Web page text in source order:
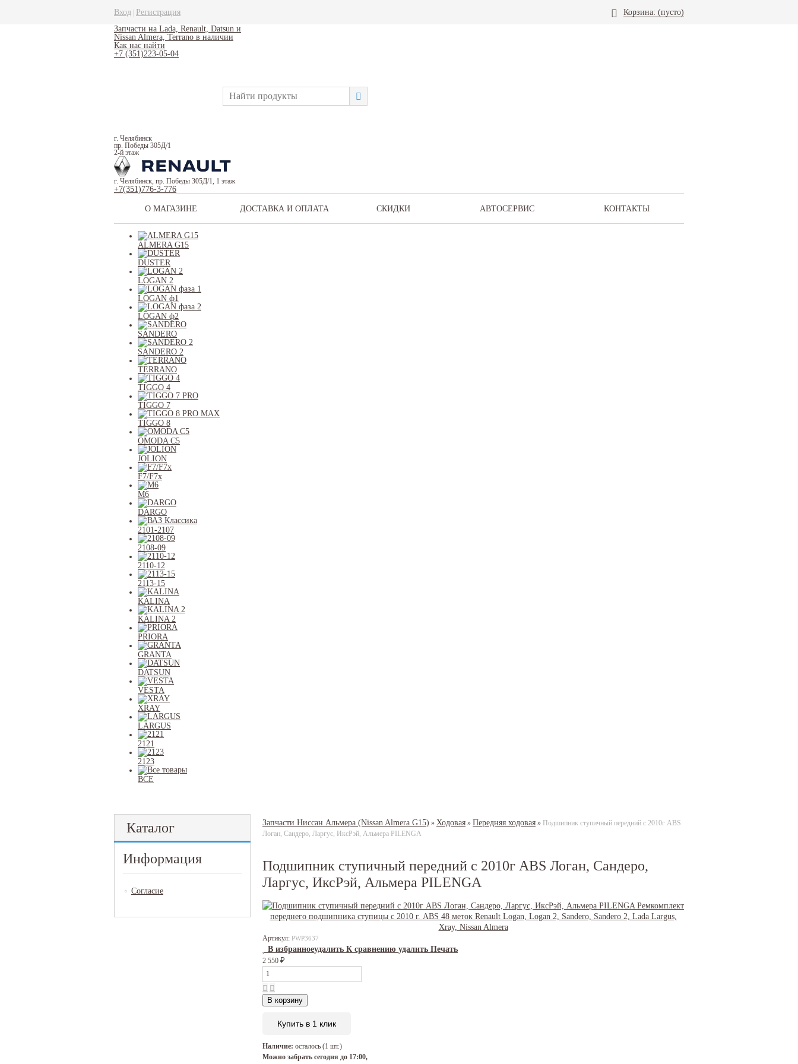
Вход Регистрация Корзина: (пусто)
Запчасти на Lada, Renault, Datsun и
Nissan Almera, Terrano в наличии
Как нас найти
+7 (351)223-05-04
г. Челябинск
пр. Победы 305Д/1
2-й этаж
г. Челябинск, пр. Победы 305Д/1, 1 этаж
+7(351)776-3-776
О МАГАЗИНЕ ДОСТАВКА И ОПЛАТА СКИДКИ АВТОСЕРВИС КОНТАКТЫ
ALMERA G15
DUSTER
LOGAN 2
LOGAN ф1
LOGAN ф2
SANDERO
SANDERO 2
TERRANO
TIGGO 4
TIGGO 7
TIGGO 8
OMODA C5
JOLION
F7/F7x
M6
DARGO
2101-2107
2108-09
2110-12
2113-15
KALINA
KALINA 2
PRIORA
GRANTA
DATSUN
VESTA
XRAY
LARGUS
2121
2123
ВСЕ
Каталог
Информация
Согласие
Запчасти Ниссан Альмера (Nissan Almera G15) » Ходовая » Передняя ходовая » Подшипник ступичный передний с 2010г ABS
Логан, Сандеро, Ларгус, ИксРэй, Альмера PILENGA
Подшипник ступичный передний с 2010г ABS Логан, Сандеро,
Ларгус, ИксРэй, Альмера PILENGA
Артикул: PWP3637
В избранноеудалить К сравнению удалить Печать
2 550 ₽
В корзину
Купить в 1 клик
Наличие: осталось (1 шт.)
Можно забрать сегодня до 17:00,